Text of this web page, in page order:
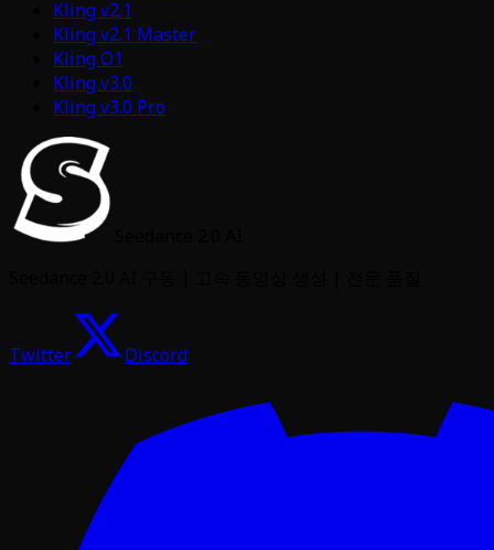
Kling v2.1
Kling v2.1 Master
Kling O1
Kling v3.0
Kling v3.0 Pro
Twitter Discord